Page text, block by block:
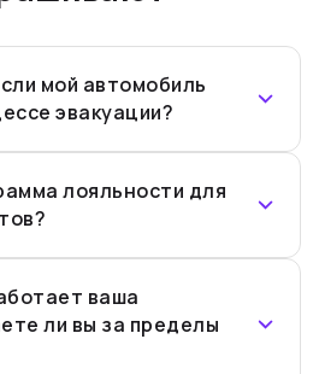
мой автомобиль
эвакуации?
лояльности для
ваша
ли вы за пределы